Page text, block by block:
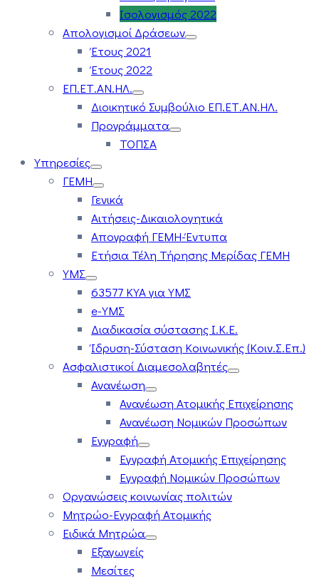
Ισολογισμός 2022
Απολογισμοί Δράσεων
Έτους 2021
Έτους 2022
ΕΠ.ΕΤ.ΑΝ.ΗΛ.
Διοικητικό Συμβούλιο ΕΠ.ΕΤ.ΑΝ.ΗΛ.
Προγράμματα
ΤΟΠΣΑ
Υπηρεσίες
ΓΕΜΗ
Γενικά
Αιτήσεις-Δικαιολογητικά
Απογραφή ΓΕΜΗ-Έντυπα
Ετήσια Τέλη Τήρησης Μερίδας ΓΕΜΗ
ΥΜΣ
63577 ΚΥΑ για ΥΜΣ
e-ΥΜΣ
Διαδικασία σύστασης Ι.Κ.Ε.
Ίδρυση-Σύσταση Κοινωνικής (Κοιν.Σ.Επ.)
Ασφαλιστικοί Διαμεσολαβητές
Ανανέωση
Ανανέωση Ατομικής Επιχείρησης
Ανανέωση Νομικών Προσώπων
Εγγραφή
Εγγραφή Ατομικής Επιχείρησης
Εγγραφή Νομικών Προσώπων
Οργανώσεις κοινωνίας πολιτών
Μητρώο-Εγγραφή Ατομικής
Ειδικά Μητρώα
Εξαγωγείς
Μεσίτες